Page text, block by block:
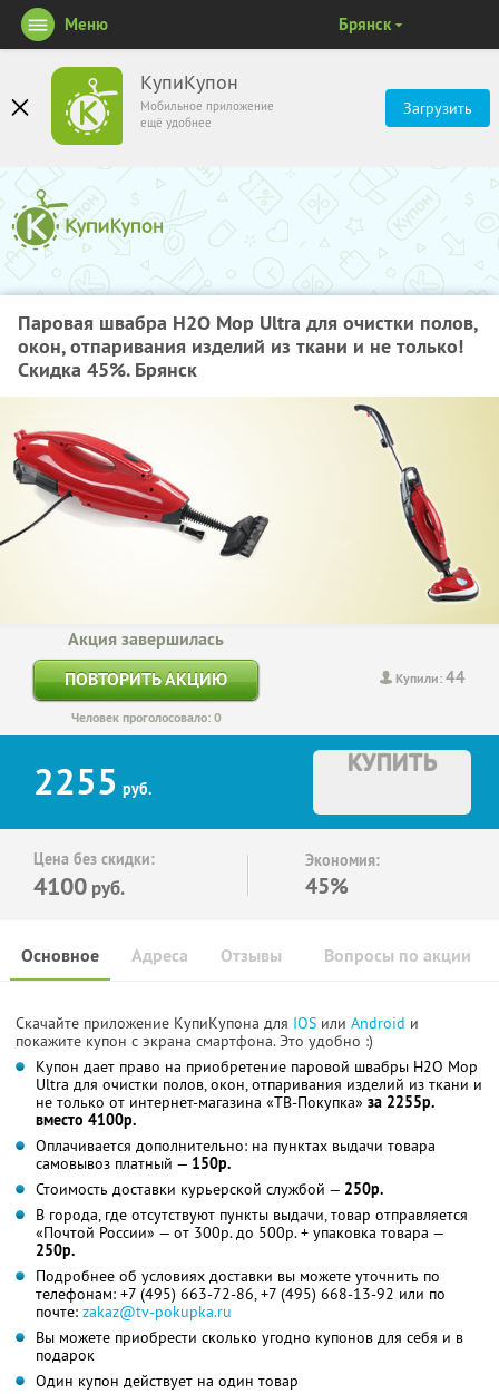
КупиКупон
Мобильное приложение
ещё удобнее
Загрузить
Меню Брянск
Паровая швабра H2O Mop Ultra для очистки полов,
окон, отпаривания изделий из ткани и не только!
Скидка 45%. Брянск
Купили:44
Акция завершилась
ПОВТОРИТЬ АКЦИЮ
Человек проголосовало: 0
2255 руб.
КУПИТЬ
Цена без скидки:
4100 руб.
Экономия:
45%
Основное Отзывы Вопросы по акции
Адреса
Скачайте приложение КупиКупона для IOS или Android и
покажите купон с экрана смартфона. Это удобно :)
Купон дает право на приобретение паровой швабры H2O Mop
Ultra для очистки полов, окон, отпаривания изделий из ткани и
не только от интернет-магазина «ТВ-Покупка» за 2255р.
вместо 4100р.
Оплачивается дополнительно: на пунктах выдачи товара
самовывоз платный — 150р.
Стоимость доставки курьерской службой — 250р.
В города, где отсутствуют пункты выдачи, товар отправляется
«Почтой России» — от 300р. до 500р. + упаковка товара —
250р.
Подробнее об условиях доставки вы можете уточнить по
телефонам: +7 (495) 663-72-86, +7 (495) 668-13-92 или по
почте: zakaz@tv-pokupka.ru
Вы можете приобрести сколько угодно купонов для себя и в
подарок
Один купон действует на один товар